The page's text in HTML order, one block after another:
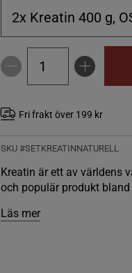
2x Kreatin 400 g,
Fri frakt över 199 kr
SKU #SETKREATINNATURELL
Kreatin är ett av världens
och populär produkt
Läs mer